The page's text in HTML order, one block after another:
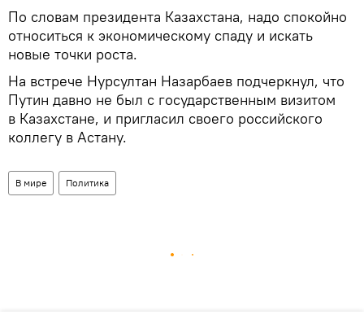
По словам президента Казахстана, надо спокойно
относиться к экономическому спаду и искать
новые точки роста.
На встрече Нурсултан Назарбаев подчеркнул, что
Путин давно не был с государственным визитом
в Казахстане, и пригласил своего российского
коллегу в Астану.
В мире Политика